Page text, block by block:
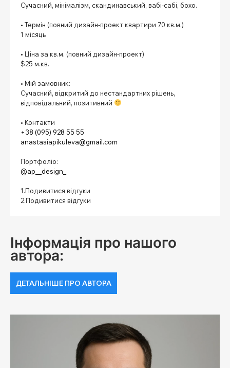
Сучасний, мінімалізм, скандинавський, вабі-сабі, бохо.
• Термін (повний дизайн-проект квартири 70 кв.м.)
1 місяць
• Ціна за кв.м. (повний дизайн-проект)
$25 м.кв.
• Мій замовник:
Сучасний, відкритий до нестандартних рішень,
відповідальний, позитивний
• Контакти
+38 (095) 928 55 55
anastasiapikuleva@gmail.com
Портфоліо:
@ap__design_
1.Подивитися відгуки
2.Подивитися відгуки
Інформація про нашого
автора:
ДЕТАЛЬНІШЕ ПРО АВТОРА